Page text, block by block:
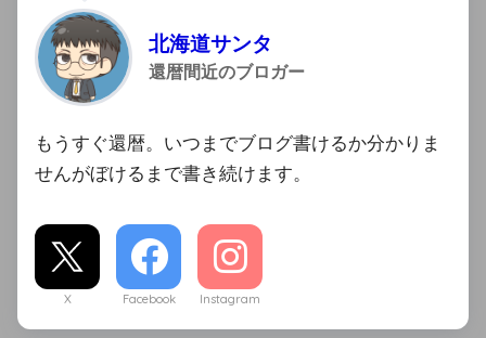
北海道サンタ
還暦間近のブロガー
もうすぐ還暦。いつまでブログ書けるか分かりま
せんがぼけるまで書き続けます。
X Facebook Instagram